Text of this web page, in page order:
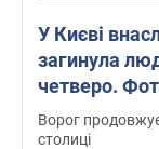
У Києві
загинула
четверо.
Ворог
столиці